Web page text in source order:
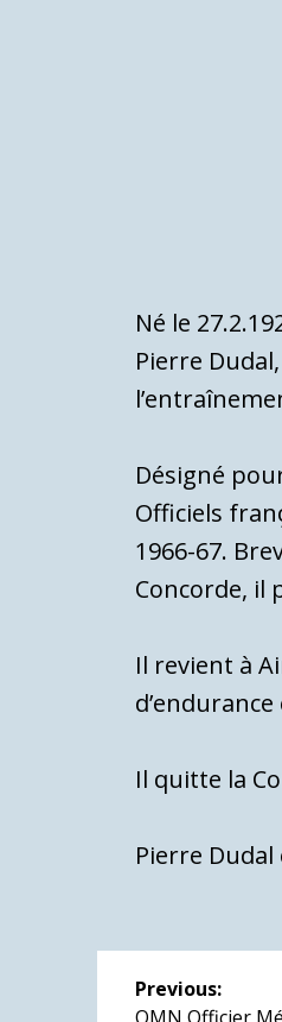
Né le
Pierre
Désigné
Officiels
1966-67.
Concorde, il
Il revient à
Il quitte la
Pierre Dudal
Previous:
Previous